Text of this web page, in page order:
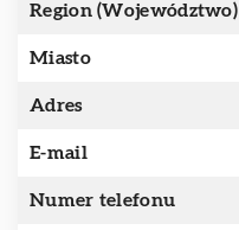
Region (Województwo)
Miasto
Adres
E-mail
Numer telefonu